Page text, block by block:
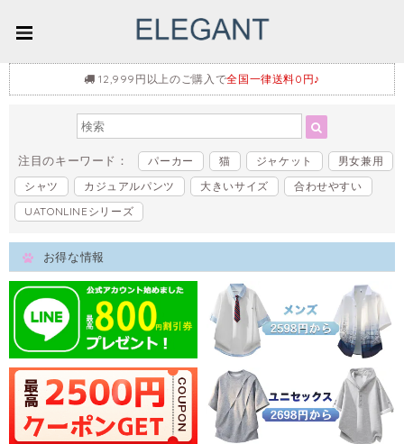
12,999円以上のご購入で全国一律送料0円♪
注目のキーワード： パーカー 猫 ジャケット
男女兼用
シャツ
カジュアルパンツ 大きいサイズ
合わせやすい
UATONLINEシリーズ
お得な情報